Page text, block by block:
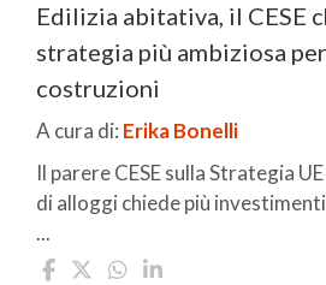
Edilizia abitativa, il CESE
strategia più ambiziosa
costruzioni
A cura di: Erika Bonelli
Il parere CESE sulla Strategia
di alloggi chiede più
...